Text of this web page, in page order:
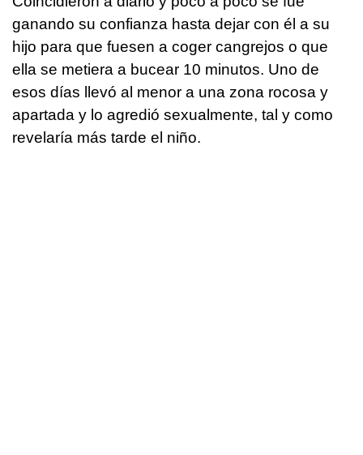
ganando su confianza hasta dejar con él a su
hijo para que fuesen a coger cangrejos o que
ella se metiera a bucear 10 minutos. Uno de
esos días llevó al menor a una zona rocosa y
apartada y lo agredió sexualmente, tal y como
revelaría más tarde el niño.